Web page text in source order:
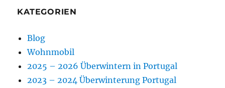
KATEGORIEN
Blog
Wohnmobil
2025 – 2026 Überwintern in Portugal
2023 – 2024 Überwinterung Portugal